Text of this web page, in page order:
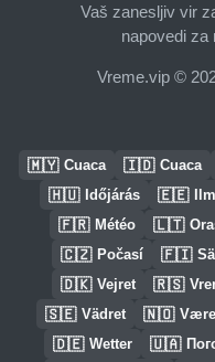
Vaš zanesljiv vir
napovedi za
Vreme.vip ©
🇲🇾 Cuaca 🇮🇩 Cuaca
🇭🇺 Időjárás 🇪🇪 Ilm
🇫🇷 Météo 🇱🇹
🇨🇿 Počasí 🇫🇮
🇩🇰 Vejret 🇷🇸
🇸🇪 Vädret 🇳🇴
🇩🇪 Wetter 🇺🇦